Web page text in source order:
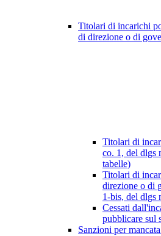
Titolari di incarichi
di direzione o di
Titolari di
co. 1, del dlgs
tabelle)
Titolari di
direzione o di
1-bis, del dlgs
Cessati
pubblicare sul
Sanzioni per